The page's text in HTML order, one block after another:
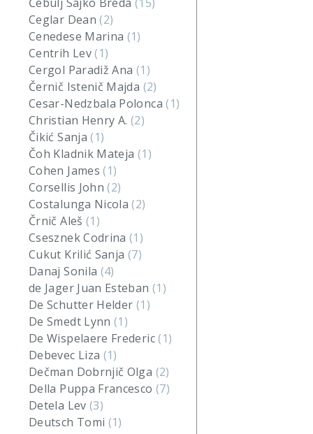
Ceglar Dean(2)
Cenedese Marina (1)
Centrih Lev(1)
Cergol Paradiž Ana (1)
Černič Istenič Majda (2)
Cesar-Nedzbala Polonca(1)
Christian Henry A. (2)
Čikić Sanja(1)
Čoh Kladnik Mateja (1)
Cohen James(1)
Corsellis John(2)
Costalunga Nicola(2)
Črnič Aleš (1)
Csesznek Codrina(1)
Cukut Krilić Sanja (7)
Danaj Sonila (4)
de Jager Juan Esteban (1)
De Schutter Helder (1)
De Smedt Lynn(1)
De Wispelaere Frederic(1)
Debevec Liza (1)
Dečman Dobrnjič Olga (2)
Della Puppa Francesco (7)
Detela Lev (3)
Deutsch Tomi (1)